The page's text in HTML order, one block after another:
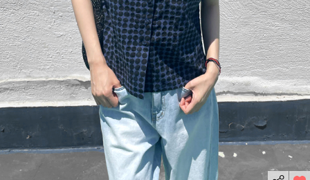
#MD추천 #당일발송 #BEST OF BEST